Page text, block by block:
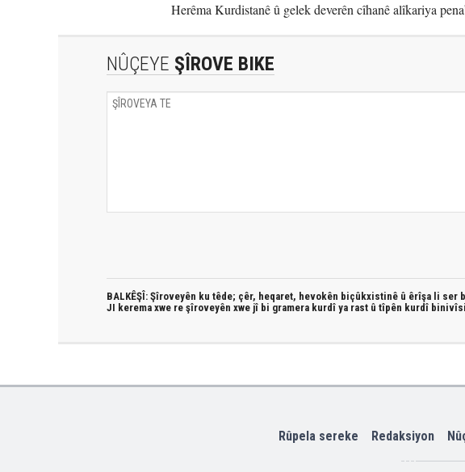
Herêma Kurdistanê û gelek deverên cîhanê alîkariya
NÛÇEYE ŞÎROVE BIKE
BALKÊŞÎ: Şîroveyên ku têde; çêr, heqaret, hevokên biçûkxistinê û êrîşa li ser
JI kerema xwe re şîroveyên xwe jî bi gramera kurdî ya rast û tîpên kurdî
Rûpela sereke Redaksiyon